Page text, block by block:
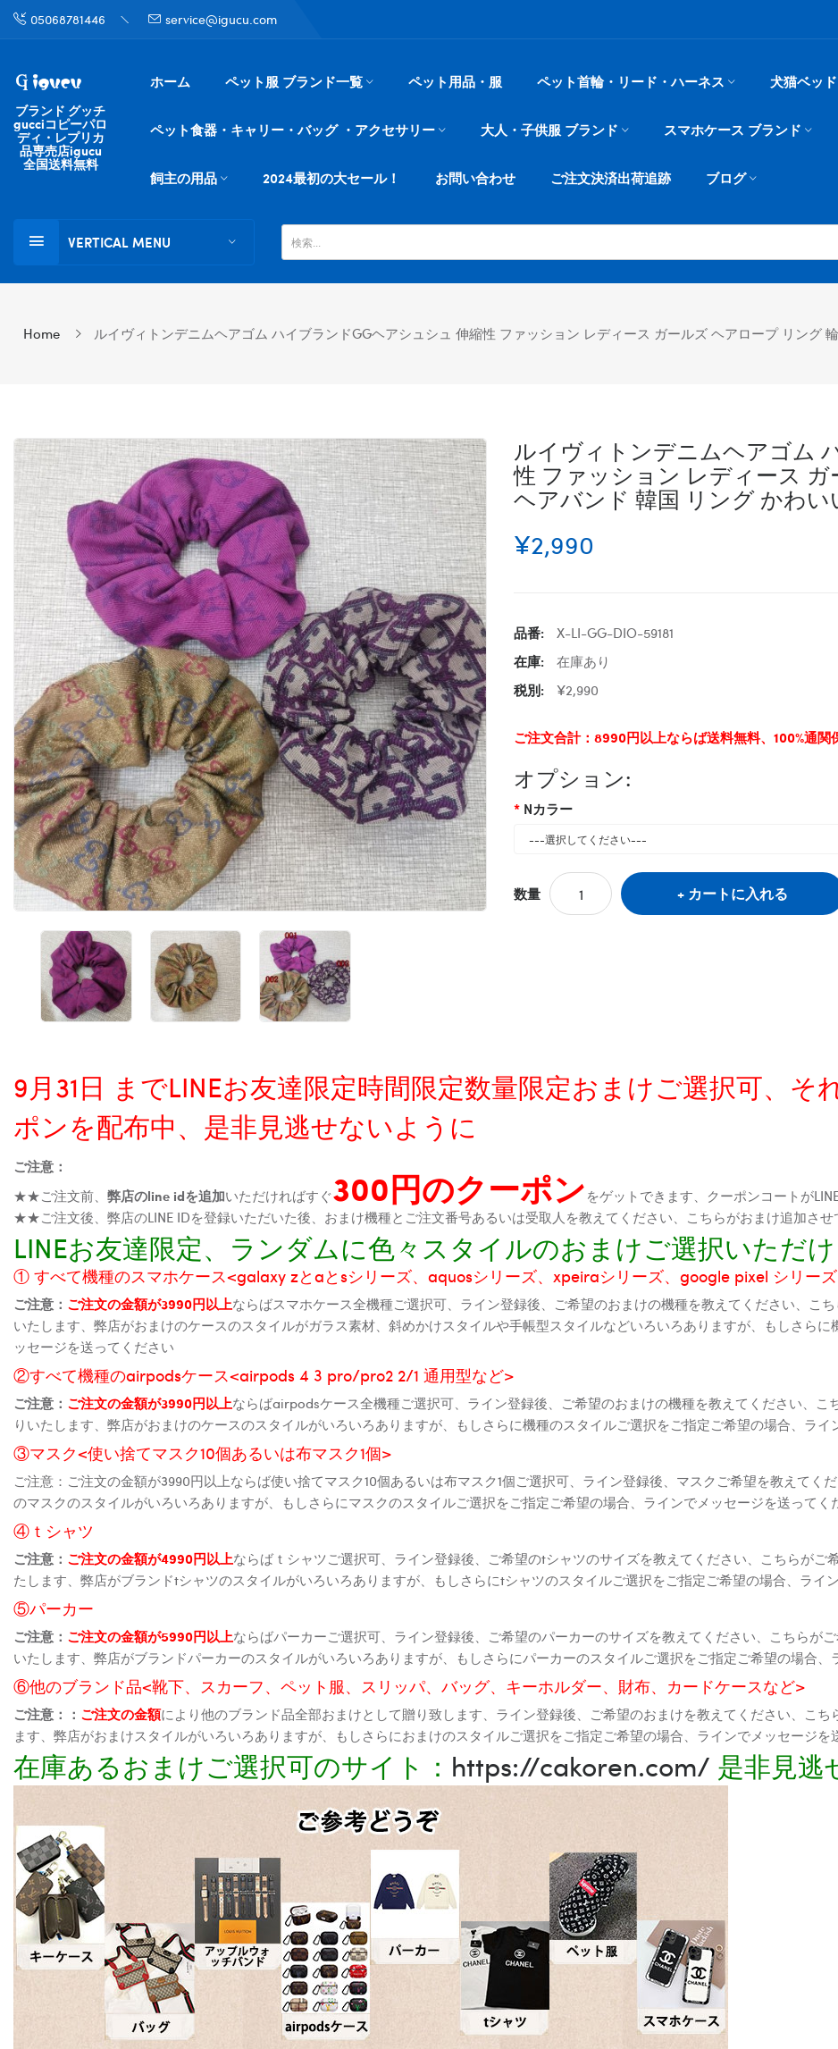
05068781446 service@igucu.com
ブランド グッチ
gucciコピーパロ
ディ・レプリカ
品専売店igucu
全国送料無料
ホーム ペット服 ブランド一覧 ペット用品・服 ペット首輪・リード・ハーネス 犬猫ベッ
ペット食器・キャリー・バッグ ・アクセサリー 大人・子供服 ブランド スマホケース ブランド
飼主の用品 2024最初の大セール！ お問い合わせ ご注文決済出荷追跡 ブログ
VERTICAL MENU
Home ルイヴィトンデニムヘアゴム ハイブランドGGヘアシュシュ 伸縮性 ファッション レディース ガールズ ヘアロープ リング
ルイヴィトンデニムヘアゴム
性 ファッション レディース
ヘアバンド 韓国 リング かわ
¥2,990
品番:
X-LI-GG-DIO-59181
在庫:
在庫あり
税別:
¥2,990
ご注文合計：8990円以上ならば送料無料、100%通
オプション:
Nカラー
数量 カートに入れる
9月31日 までLINEお友達限定時間限定数量限定おまけご選択可、
ポンを配布中、是非見逃せないように
ご注意：
★★ご注文前、 弊店のline idを追加いただければすぐ300円のクーポンをゲットできます、クーポンコートが
★★ご注文後、弊店のLINE IDを登録いただいた後、おまけ機種とご注文番号あるいは受取人を教えてください、こちらがおまけ追加させ
LINEお友達限定、ランダムに色々スタイルのおまけご選択いただ
① すべて機種のスマホケース<galaxy zとaとsシリーズ、aquosシリーズ、xpeiraシリーズ、google pixel シリー
ご注意： ご注文の金額が3990円以上ならばスマホケース全機種ご選択可、ライン登録後、ご希望のおまけの機種を教えてください、こ
いたします、弊店がおまけのケースのスタイルがガラス素材、斜めかけスタイルや手帳型スタイルなどいろいろありますが、もしさら
ッセージを送ってください
②すべて機種のairpodsケース<airpods 4 3 pro/pro2 2/1 通用型など>
ご注意： ご注文の金額が3990円以上ならばairpodsケース全機種ご選択可、ライン登録後、ご希望のおまけの機種を教えてください、
りいたします、弊店がおまけのケースのスタイルがいろいろありますが、もしさらに機種のスタイルご選択をご指定ご希望の場合、ラ
③マスク<使い捨てマスク10個あるいは布マスク1個>
ご注意：ご注文の金額が3990円以上ならば使い捨てマスク10個あるいは布マスク1個ご選択可、ライン登録後、マスクご希望を教えて
のマスクのスタイルがいろいろありますが、もしさらにマスクのスタイルご選択をご指定ご希望の場合、ラインでメッセージを送ってく
④ｔシャツ
ご注意： ご注文の金額が4990円以上ならばｔシャツご選択可、ライン登録後、ご希望のtシャツのサイズを教えてください、こちらが
たします、弊店がブランドtシャツのスタイルがいろいろありますが、もしさらにtシャツのスタイルご選択をご指定ご希望の場合、ライ
⑤パーカー
ご注意： ご注文の金額が5990円以上ならばパーカーご選択可、ライン登録後、ご希望のパーカーのサイズを教えてください、こちらが
いたします、弊店がブランドパーカーのスタイルがいろいろありますが、もしさらにパーカーのスタイルご選択をご指定ご希望の場合
⑥他のブランド品<靴下、スカーフ、ペット服、スリッパ、バッグ、キーホルダー、財布、カードケースなど>
ご注意：： ご注文の金額により他のブランド品全部おまけとして贈り致します、ライン登録後、ご希望のおまけを教えてください、こ
ます、弊店がおまけスタイルがいろいろありますが、もしさらにおまけのスタイルご選択をご指定ご希望の場合、ラインでメッセージを
在庫あるおまけご選択可のサイト： https://cakoren.com/ 是非見逃